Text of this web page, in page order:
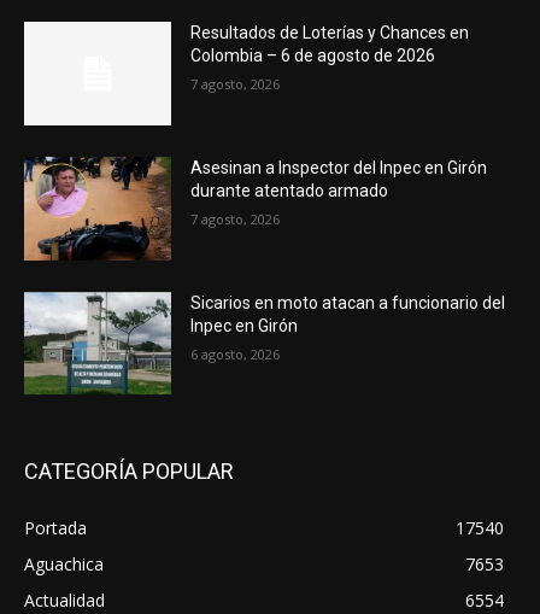
Resultados de Loterías y Chances en
Colombia – 6 de agosto de 2026
7 agosto, 2026
Asesinan a Inspector del Inpec en Girón
durante atentado armado
7 agosto, 2026
Sicarios en moto atacan a funcionario del
Inpec en Girón
6 agosto, 2026
CATEGORÍA POPULAR
Portada
17540
Aguachica
7653
Actualidad
6554